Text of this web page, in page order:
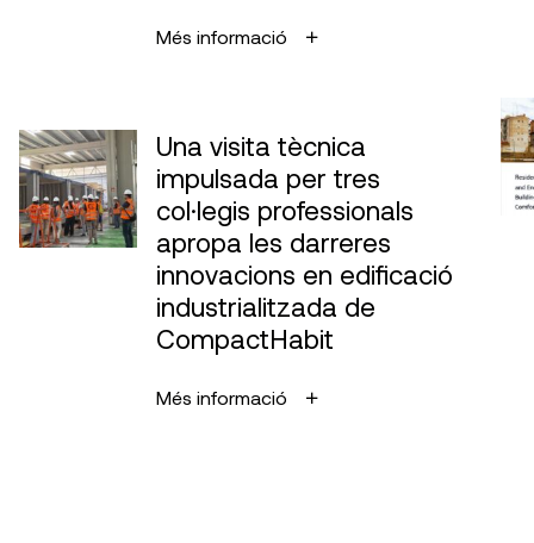
Més informació
Una visita tècnica
impulsada per tres
col·legis professionals
apropa les darreres
innovacions en edificació
industrialitzada de
CompactHabit
Més informació